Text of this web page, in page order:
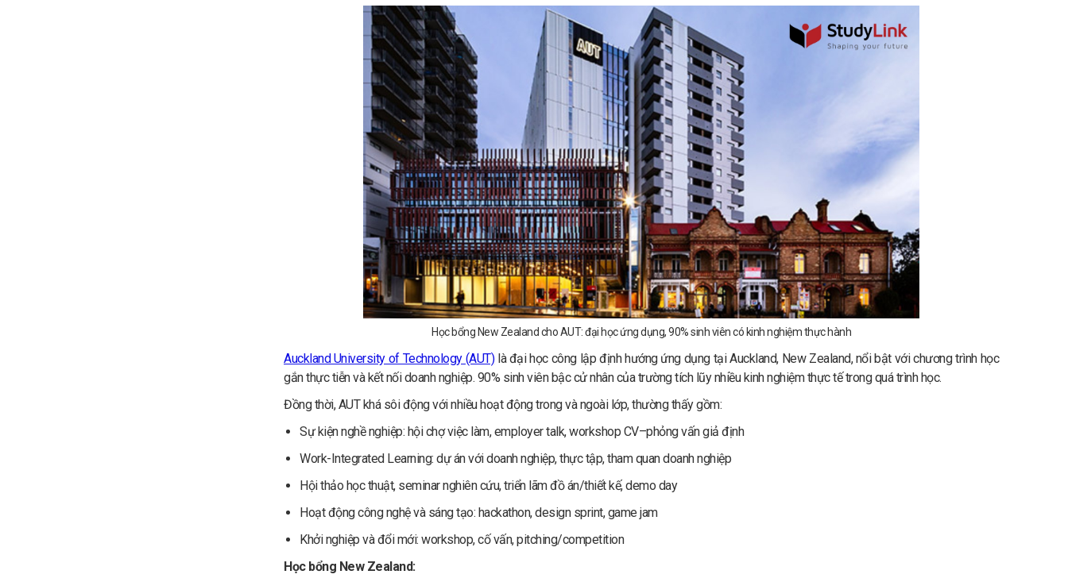
Học bổng New Zealand cho AUT: đại học ứng dụng, 90% sinh viên có kinh nghiệm thực hành
Auckland University of Technology (AUT)là đại học công lập định hướng ứng dụng tại Auckland, New Zealand, nổi bật với chương trình học
gắn thực tiễn và kết nối doanh nghiệp. 90% sinh viên bậc cử nhân của trường tích lũy nhiều kinh nghiệm thực tế trong quá trình học.
Đồng thời, AUT khá sôi động với nhiều hoạt động trong và ngoài lớp, thường thấy gồm:
Sự kiện nghề nghiệp: hội chợ việc làm, employer talk, workshop CV–phỏng vấn giả định
Work-Integrated Learning: dự án với doanh nghiệp, thực tập, tham quan doanh nghiệp
Hội thảo học thuật, seminar nghiên cứu, triển lãm đồ án/thiết kế, demo day
Hoạt động công nghệ và sáng tạo: hackathon, design sprint, game jam
Khởi nghiệp và đổi mới: workshop, cố vấn, pitching/competition
Học bổng New Zealand: